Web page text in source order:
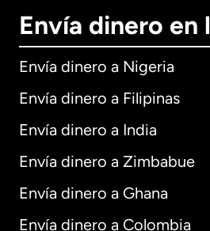
Envía dinero en
Envía dinero a Nigeria
Envía dinero a Filipinas
Envía dinero a India
Envía dinero a Zimbabue
Envía dinero a Ghana
Envía dinero a Colombia